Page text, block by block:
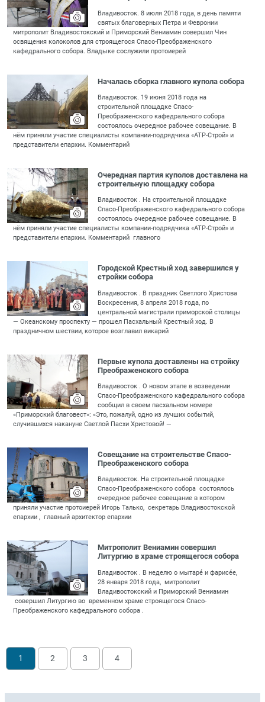
Владивосток. 8 июля 2018 года, в день памяти
святых благоверных Петра и Февронии
митрополит Владивостокский и Приморский Вениамин совершил Чин
освящения колоколов для строящегося Спасо-Преображенского
кафедрального собора. Владыке сослужили протоиерей
Началась сборка главного купола собора
Владивосток. 19 июня 2018 года на
строительной площадке Спасо-
Преображенского кафедрального собора
состоялось очередное рабочее совещание. В
нём приняли участие специалисты компании-подрядчика «АТР-Строй» и
представители епархии. Комментарий
Очередная партия куполов доставлена на
строительную площадку собора
Владивосток . На строительной площадке
Спасо-Преображенского кафедрального собора
состоялось очередное рабочее совещание. В
нём приняли участие специалисты компании-подрядчика «АТР-Строй» и
представители епархии. Комментарий главного
Городской Крестный ход завершился у
стройки собора
Владивосток . В праздник Светлого Христова
Воскресения, 8 апреля 2018 года, по
центральной магистрали приморской столицы
— Океанскому проспекту — прошел Пасхальный Крестный ход. В
праздничном шествии, которое возглавил викарий
Первые купола доставлены на стройку
Преображенского собора
Владивосток . О новом этапе в возведении
Спасо-Преображенского кафедрального собора
сообщил в своем пасхальном номере
«Приморский благовест»: «Это, пожалуй, одно из лучших событий,
случившихся накануне Светлой Пасхи Христовой! —
Совещание на строительстве Спасо-
Преображенского собора
Владивосток. На строительной площадке
Спасо-Преображенского собора состоялось
очередное рабочее совещание в котором
приняли участие протоиерей Игорь Талько, секретарь Владивостокской
епархии , главный архитектор епархии
Митрополит Вениамин совершил
Литургию в храме строящегося собора
Владивосток . В неделю о мытаре́ и фарисе́е,
28 января 2018 года, митрополит
Владивостокский и Приморский Вениамин
совершил Литургию во временном храме строящегося Спасо-
Преображенского кафедрального собора .
1 2 3 4